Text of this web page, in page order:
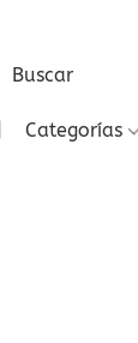
Categorías